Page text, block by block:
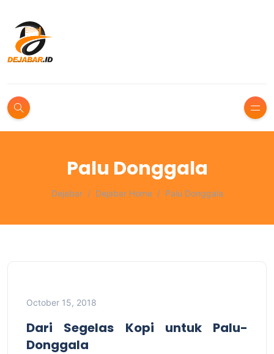
Palu Donggala
Dejabar Dejabar Home Palu Donggala
October 15, 2018
Dari Segelas Kopi untuk Palu-
Donggala